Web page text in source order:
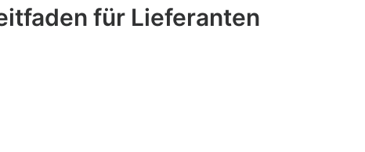
für Lieferanten